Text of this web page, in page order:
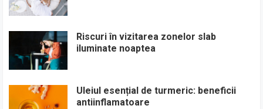
Riscuri în vizitarea zonelor slab
iluminate noaptea
Uleiul esențial de turmeric: beneficii
antiinflamatoare